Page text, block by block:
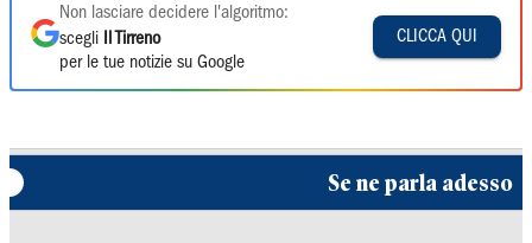
Non lasciare decidere l'algoritmo:
scegli
Il Tirreno
per le tue notizie su Google
CLICCA QUI
Se ne parla adesso